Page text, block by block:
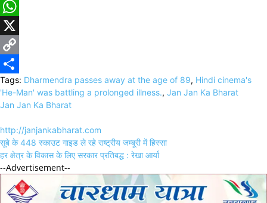
Facebook
WhatsApp
X
Copy
Link
Share
Tags: Dharmendra passes away at the age of 89, Hindi cinema's
'He-Man' was battling a prolonged illness., Jan Jan Ka Bharat
Jan Jan Ka Bharat
http://janjankabharat.com
Post
navigation
सूबे के 448 स्काउट गाइड ले रहे राष्ट्रीय जम्बूरी में हिस्सा
हर क्षेत्र के विकास के लिए सरकार प्रतिबद्ध : रेखा आर्या
--Advertisement--